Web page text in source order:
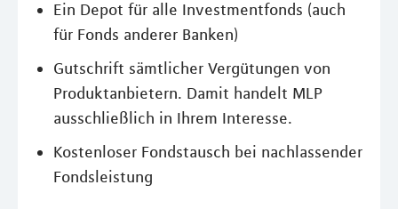
Ein Depot für alle Investmentfonds (auch
für Fonds anderer Banken)
Gutschrift sämtlicher Vergütungen von
Produktanbietern. Damit handelt MLP
ausschließlich in Ihrem Interesse.
Kostenloser Fondstausch bei nachlassender
Fondsleistung